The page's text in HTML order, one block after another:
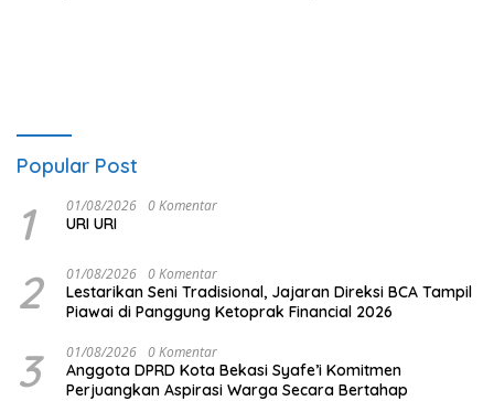
Popular Post
1 01/08/2026 0 Komentar
URI URI
2 01/08/2026 0 Komentar
Lestarikan Seni Tradisional, Jajaran Direksi BCA Tampil
Piawai di Panggung Ketoprak Financial 2026
3 01/08/2026 0 Komentar
Anggota DPRD Kota Bekasi Syafe’i Komitmen
Perjuangkan Aspirasi Warga Secara Bertahap